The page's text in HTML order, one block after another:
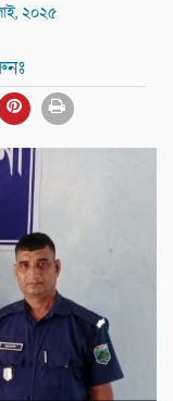
২০২৫